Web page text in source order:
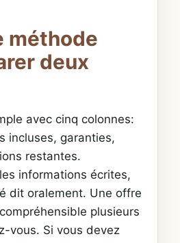
méthode
deux
avec cinq colonnes:
incluses, garanties,
restantes.
informations écrites,
dit oralement. Une offre
plusieurs
vous. Si vous devez